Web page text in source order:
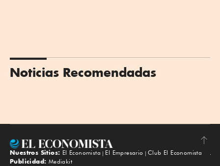
Noticias Recomendadas
Subir
Nuestros Sitios: El Economista El Empresario
Club El Economista
Publicidad: Mediakit